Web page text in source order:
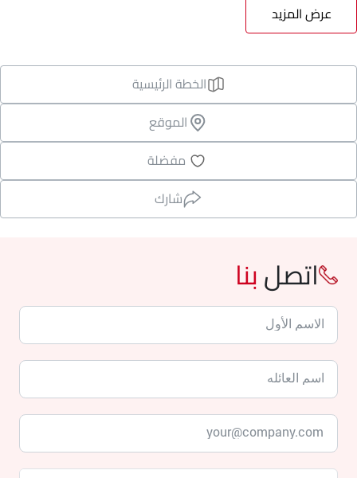
عرض المزيد
الخطة الرئيسية
الموقع
مفضلة
شارك
اتصلبنا